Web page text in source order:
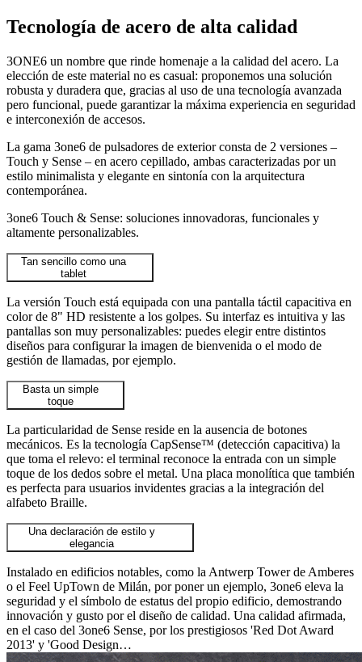
Tecnología de acero de alta calidad
3ONE6 un nombre que rinde homenaje a la calidad del acero. La
elección de este material no es casual: proponemos una solución
robusta y duradera que, gracias al uso de una tecnología avanzada
pero funcional, puede garantizar la máxima experiencia en seguridad
e interconexión de accesos.
La gama 3one6 de pulsadores de exterior consta de 2 versiones –
Touch y Sense – en acero cepillado, ambas caracterizadas por un
estilo minimalista y elegante en sintonía con la arquitectura
contemporánea.
3one6 Touch & Sense: soluciones innovadoras, funcionales y
altamente personalizables.
Tan sencillo como una
tablet
La versión Touch está equipada con una pantalla táctil capacitiva en
color de 8" HD resistente a los golpes. Su interfaz es intuitiva y las
pantallas son muy personalizables: puedes elegir entre distintos
diseños para configurar la imagen de bienvenida o el modo de
gestión de llamadas, por ejemplo.
Basta un simple
toque
La particularidad de Sense reside en la ausencia de botones
mecánicos. Es la tecnología CapSense™ (detección capacitiva) la
que toma el relevo: el terminal reconoce la entrada con un simple
toque de los dedos sobre el metal. Una placa monolítica que también
es perfecta para usuarios invidentes gracias a la integración del
alfabeto Braille.
Una declaración de estilo y
elegancia
Instalado en edificios notables, como la Antwerp Tower de Amberes
o el Feel UpTown de Milán, por poner un ejemplo, 3one6 eleva la
seguridad y el símbolo de estatus del propio edificio, demostrando
innovación y gusto por el diseño de calidad. Una calidad afirmada,
en el caso del 3one6 Sense, por los prestigiosos 'Red Dot Award
2013' y 'Good Design…